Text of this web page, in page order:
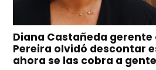
Diana Castañeda gerente
Pereira olvidó descontar
ahora se las cobra a